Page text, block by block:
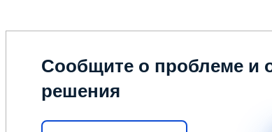
Сообщите о проблеме и
решения